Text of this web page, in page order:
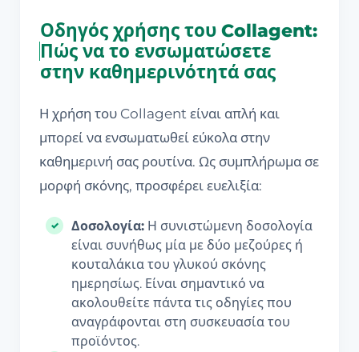
Οδηγός χρήσης του Collagent:
Πώς να το ενσωματώσετε
στην καθημερινότητά σας
Η χρήση του Collagent είναι απλή και
μπορεί να ενσωματωθεί εύκολα στην
καθημερινή σας ρουτίνα. Ως συμπλήρωμα σε
μορφή σκόνης, προσφέρει ευελιξία:
Δοσολογία: Η συνιστώμενη δοσολογία
είναι συνήθως μία με δύο μεζούρες ή
κουταλάκια του γλυκού σκόνης
ημερησίως. Είναι σημαντικό να
ακολουθείτε πάντα τις οδηγίες που
αναγράφονται στη συσκευασία του
προϊόντος.